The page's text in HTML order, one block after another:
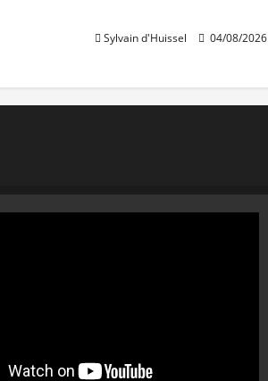
Sylvain d'Huissel 04/08/2026